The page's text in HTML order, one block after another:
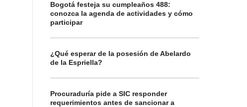
Bogotá festeja su cumpleaños 488:
conozca la agenda de actividades y cómo
participar
¿Qué esperar de la posesión de Abelardo
de la Espriella?
Procuraduría pide a SIC responder
requerimientos antes de sancionar a